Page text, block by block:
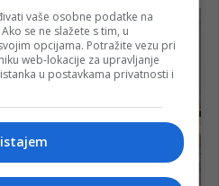
vaše osobne podatke na
se ne slažete s tim, u
opcijama. Potražite vezu pri
web-lokacije za upravljanje
u postavkama privatnosti i